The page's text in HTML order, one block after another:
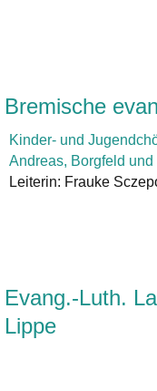
Bremische
Kinder- und
Andreas, Borgfeld und
Leiterin: Frauke
Evang.-Luth.
Lippe